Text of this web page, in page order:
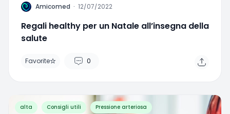
A Amicomed · 12/07/2022
Regali healthy per un Natale all’insegna della
salute
Favorite 0
alta Consigli utili Pressione arteriosa